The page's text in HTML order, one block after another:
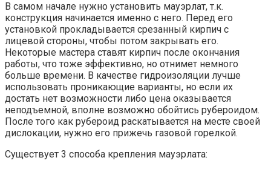
В самом начале нужно установить мауэрлат, т.к.
конструкция начинается именно с него. Перед его
установкой прокладывается срезанный кирпич с
лицевой стороны, чтобы потом закрывать его.
Некоторые мастера ставят кирпич после окончания
работы, что тоже эффективно, но отнимет немного
больше времени. В качестве гидроизоляции лучше
использовать проникающие варианты, но если их
достать нет возможности либо цена оказывается
неподъемной, вполне возможно обойтись рубероидом.
После того как рубероид раскатывается на месте своей
дислокации, нужно его прижечь газовой горелкой.
Существует 3 способа крепления мауэрлата: